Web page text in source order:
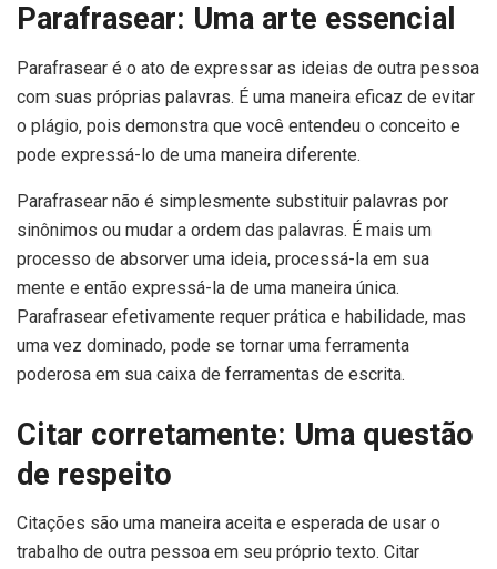
Parafrasear: Uma arte essencial
Parafrasear é o ato de expressar as ideias de outra pessoa
com suas próprias palavras. É uma maneira eficaz de evitar
o plágio, pois demonstra que você entendeu o conceito e
pode expressá-lo de uma maneira diferente.
Parafrasear não é simplesmente substituir palavras por
sinônimos ou mudar a ordem das palavras. É mais um
processo de absorver uma ideia, processá-la em sua
mente e então expressá-la de uma maneira única.
Parafrasear efetivamente requer prática e habilidade, mas
uma vez dominado, pode se tornar uma ferramenta
poderosa em sua caixa de ferramentas de escrita.
Citar corretamente: Uma questão
de respeito
Citações são uma maneira aceita e esperada de usar o
trabalho de outra pessoa em seu próprio texto. Citar